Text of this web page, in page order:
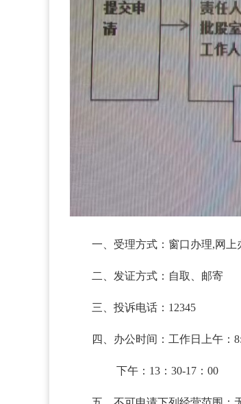
一、受理方式：窗口办理,网上
二、发证方式：自取、邮寄
三、投诉电话：12345
四、办公时间：工作日上午：
下午：13：30-17：00